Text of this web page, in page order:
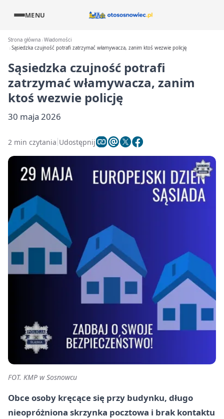
MENU
Strona główna Wiadomości
Sąsiedzka czujność potrafi zatrzymać włamywacza, zanim ktoś wezwie policję
Sąsiedzka czujność potrafi
zatrzymać włamywacza, zanim
ktoś wezwie policję
30 maja 2026
2 min czytania Udostępnij
FOT. KMP w Sosnowcu
Obce osoby kręcące się przy budynku, długo
nieopróżniona skrzynka pocztowa i brak kontaktu